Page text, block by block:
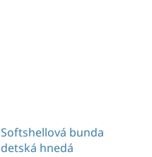
Softshellová bunda
detská hnedá